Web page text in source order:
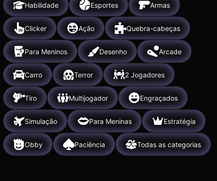
Habilidade Esportes Armas
Clicker Ação Quebra-cabeças
Para Meninos Desenho Arcade
Carro Terror 2 Jogadores
Tiro Multijogador Engraçados
Simulação Para Meninas Estratégia
Obby Paciência Todas as categorias